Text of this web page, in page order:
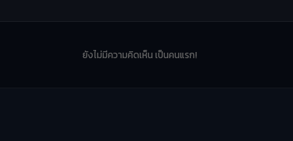
ยังไม่มีความคิดเห็น เป็นคนแรก!